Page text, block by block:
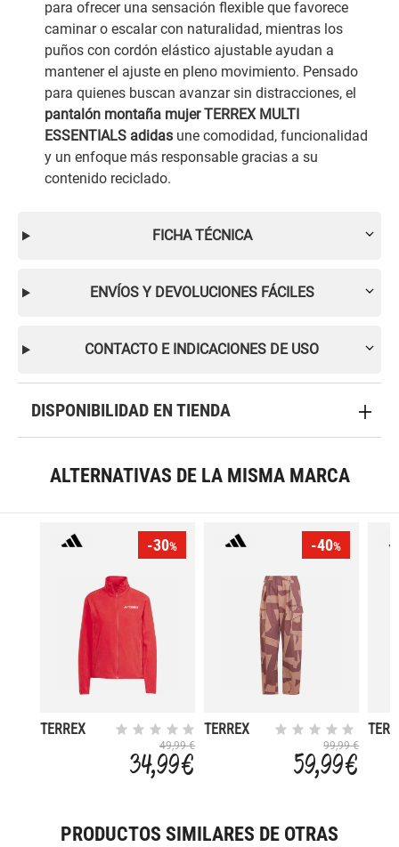
para ofrecer una sensación flexible que favorece
caminar o escalar con naturalidad, mientras los
puños con cordón elástico ajustable ayudan a
mantener el ajuste en pleno movimiento. Pensado
para quienes buscan avanzar sin distracciones, el
pantalón montaña mujer TERREX MULTI
ESSENTIALS adidas une comodidad, funcionalidad
y un enfoque más responsable gracias a su
contenido reciclado.
FICHA TÉCNICA
ENVÍOS Y DEVOLUCIONES FÁCILES
CONTACTO E INDICACIONES DE USO
DISPONIBILIDAD EN TIENDA
ALTERNATIVAS DE LA MISMA MARCA
-30%
TERREX
49,99 €
34,99 €
-40%
TERREX
99,99 €
59,99 €
PRODUCTOS SIMILARES DE OTRAS